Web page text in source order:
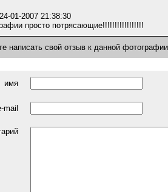
01-2007 21:38:30
просто потрясающие!!!!!!!!!!!!!!!!!
написать свой отзыв к данной
имя
mail